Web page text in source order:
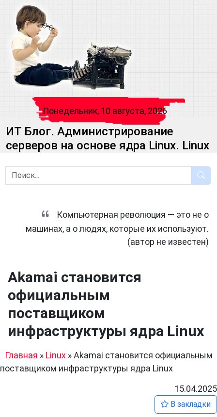
Понедельник, 10 августа, 2026
ИТ Блог. Администрирование
серверов на основе ядра Linux. Linux
Компьютерная революция — это не о
машинах, а о людях, которые их используют.
(автор не известен)
Akamai становится
официальным
поставщиком
инфраструктуры ядра Linux
Главная » Linux »Akamai становится официальным
поставщиком инфраструктуры ядра Linux
15.04.2025
В закладки